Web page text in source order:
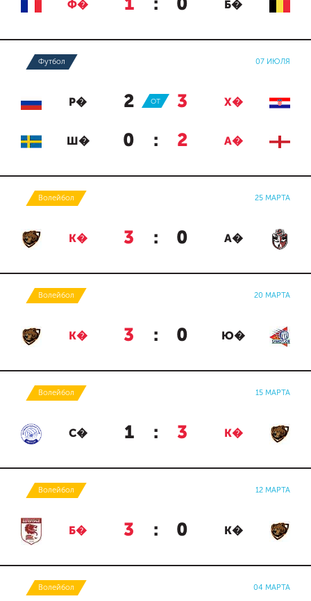
Ф� 1 : 0 Б�
Футбол 07 ИЮЛЯ
Р� 2 : 3 Х�
ОТ
Ш� 0 : 2 А�
Волейбол 25 МАРТА
К� 3 : 0 А�
Волейбол 20 МАРТА
К� 3 : 0 Ю�
Волейбол 15 МАРТА
С� 1 : 3 К�
Волейбол 12 МАРТА
Б� 3 : 0 К�
Волейбол 04 МАРТА